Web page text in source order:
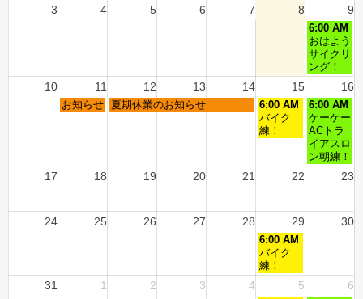
3 4 5 6 7 8 9
6:00 AM
おはよう
サイクリ
ング！
10 11 12 13 14 15 16
お知らせ 夏期休業のお知らせ
6:00 AM
バイク
練！
6:00 AM
ケーケー
ACトラ
イアスロ
ン朝練！
17 18 19 20 21 22 23
24 25 26 27 28 29 30
6:00 AM
バイク
練！
31 1 2 3 4 5 6